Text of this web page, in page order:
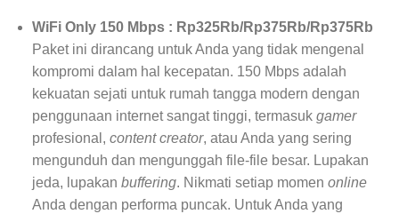
WiFi Only 150 Mbps : Rp325Rb/Rp375Rb/Rp375Rb
Paket ini dirancang untuk Anda yang tidak mengenal
kompromi dalam hal kecepatan. 150 Mbps adalah
kekuatan sejati untuk rumah tangga modern dengan
penggunaan internet sangat tinggi, termasuk gamer
profesional, content creator, atau Anda yang sering
mengunduh dan mengunggah file-file besar. Lupakan
jeda, lupakan buffering. Nikmati setiap momen online
Anda dengan performa puncak. Untuk Anda yang